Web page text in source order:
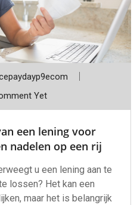
Yet
een lening voor
nadelen op een rij
u een lening aan te
lossen? Het kan een
maar het is belangrijk